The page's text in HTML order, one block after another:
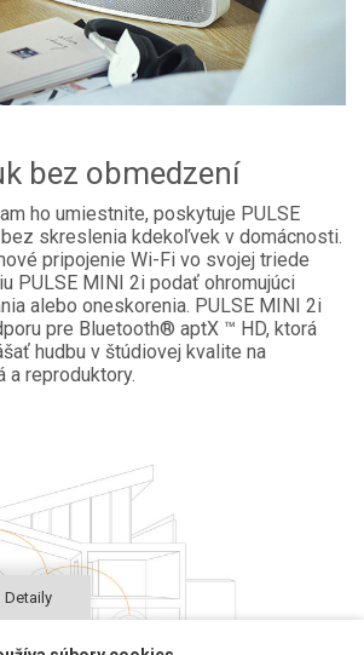
bez obmedzení
ho umiestnite, poskytuje PULSE
skreslenia kdekoľvek v domácnosti.
pripojenie Wi-Fi vo svojej triede
PULSE MINI 2i podať ohromujúci
alebo oneskorenia. PULSE MINI 2i
pre Bluetooth® aptX ™ HD, ktorá
hudbu v štúdiovej kvalite na
a reproduktory.
Detaily